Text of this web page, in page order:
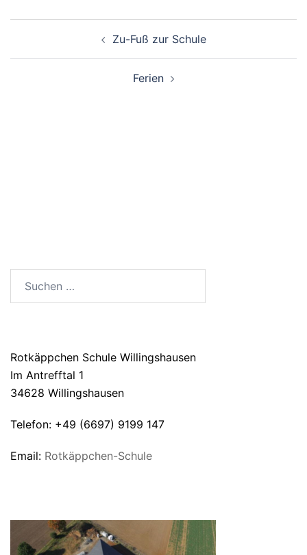
Zu-Fuß zur Schule
Ferien
Rotkäppchen Schule Willingshausen
Im Antrefftal 1
34628 Willingshausen
Telefon: +49 (6697) 9199 147
Email: Rotkäppchen-Schule